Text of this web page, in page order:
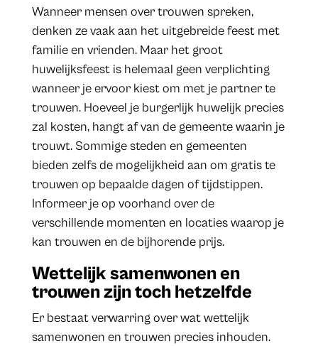
Wanneer mensen over trouwen spreken,
denken ze vaak aan het uitgebreide feest met
familie en vrienden. Maar het groot
huwelijksfeest is helemaal geen verplichting
wanneer je ervoor kiest om met je partner te
trouwen. Hoeveel je burgerlijk huwelijk precies
zal kosten, hangt af van de gemeente waarin je
trouwt. Sommige steden en gemeenten
bieden zelfs de mogelijkheid aan om gratis te
trouwen op bepaalde dagen of tijdstippen.
Informeer je op voorhand over de
verschillende momenten en locaties waarop je
kan trouwen en de bijhorende prijs.
Wettelijk samenwonen en
trouwen zijn toch hetzelfde
Er bestaat verwarring over wat wettelijk
samenwonen en trouwen precies inhouden.